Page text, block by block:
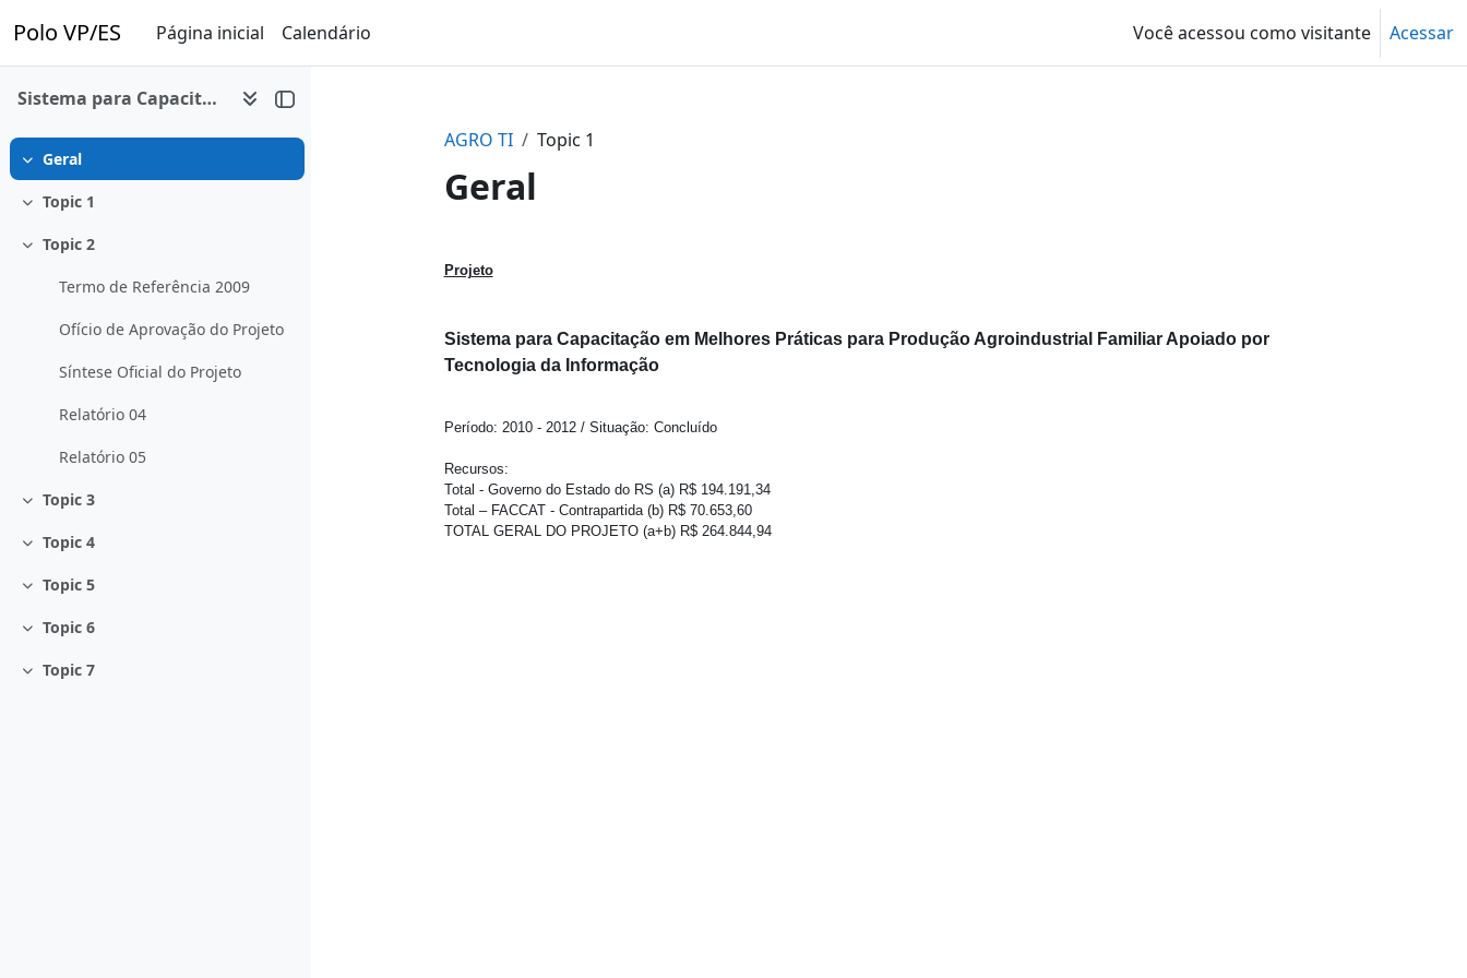
Polo VP/ES Página inicial Calendário Você acessou como visitante Acessar
Sistema para Capacitação em Agroindústria
Contrair
Geral
Contrair
Topic 1
Contrair
Topic 2
Termo de Referência 2009
Ofício de Aprovação do Projeto
Síntese Oficial do Projeto
Relatório 04
Relatório 05
Contrair
Topic 3
Contrair
Topic 4
Contrair
Topic 5
Contrair
Topic 6
Contrair
Topic 7
AGRO TI Topic 1
Geral
Contorno da seção
Projeto
Sistema para Capacitação em Melhores Práticas para Produção Agroindustrial Familiar Apoiado por
Tecnologia da Informação
Período: 2010 - 2012 / Situação: Concluído
Recursos:
Total - Governo do Estado do RS (a) R$ 194.191,34
Total – FACCAT - Contrapartida (b) R$ 70.653,60
TOTAL GERAL DO PROJETO (a+b) R$ 264.844,94